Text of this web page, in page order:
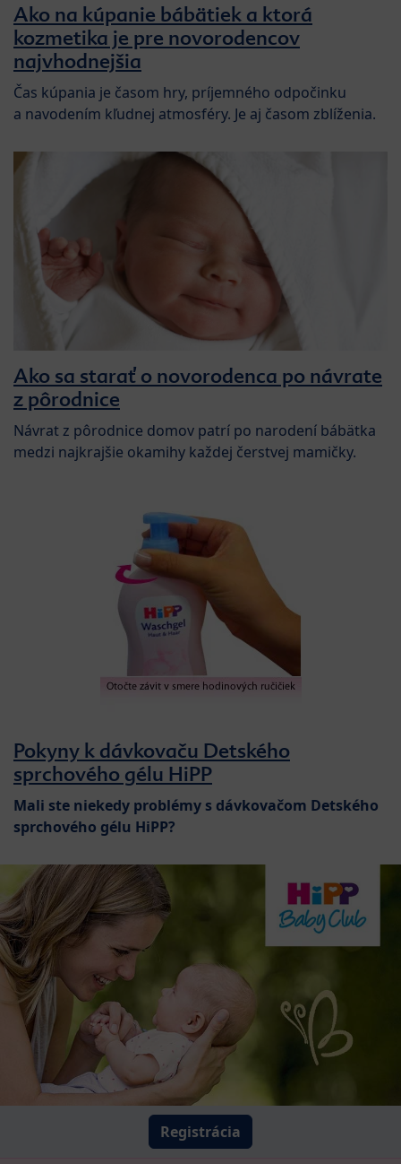
Ako na kúpanie bábätiek a ktorá
kozmetika je pre novorodencov
najvhodnejšia
Čas kúpania je časom hry, príjemného odpočinku
a navodením kľudnej atmosféry. Je aj časom zblíženia.
Ako sa starať o novorodenca po návrate
z pôrodnice
Návrat z pôrodnice domov patrí po narodení bábätka
medzi najkrajšie okamihy každej čerstvej mamičky.
Pokyny k dávkovaču Detského
sprchového gélu HiPP
Mali ste niekedy problémy s dávkovačom Detského
sprchového gélu HiPP?
Registrácia